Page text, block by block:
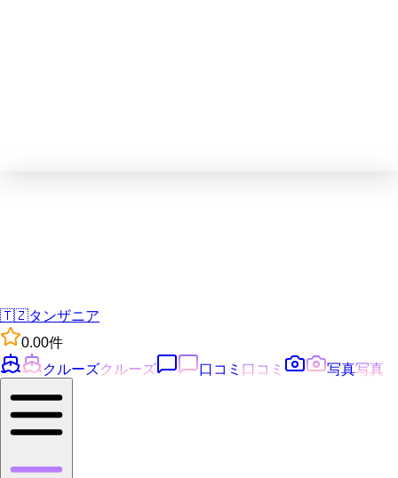
🇹🇿タンザニア
0.00件
クルーズクルーズ 口コミ 口コミ 写真写真